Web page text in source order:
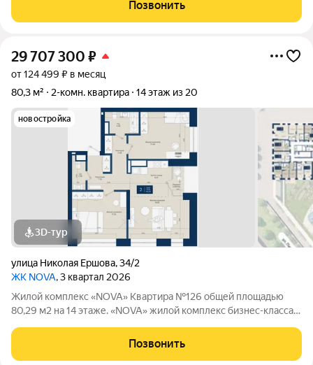
площадка,, пpиватноcть и пpи
Позвонить
29 707 300 ₽
от 124 499 ₽ в месяц
80,3 м²
2-комн. квартира 14 этаж из 20
новостройка
3D-тур
улица Николая Ершова,34/2
ЖК NOVA, 3 квартал 2026
Жилой комплекс «NOVA» Квартира №126 общей площадью
80,29 м2 на 14 этаже. «NOVA» жилой комплекс бизнес-клаcсa
бизнес-класса собраны в одном месте. На территории ЖК
расположены торговые галереи,
Позвонить